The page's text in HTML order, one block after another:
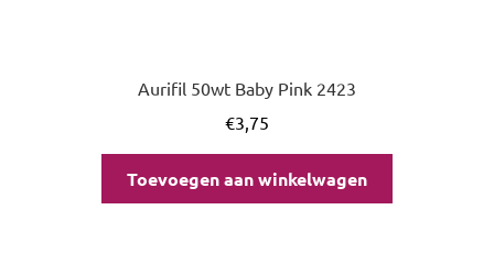
Aurifil 50wt Baby Pink 2423
€3,75
Toevoegen aan winkelwagen